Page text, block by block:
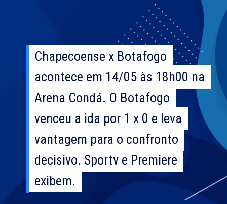
Chapecoense x Botafogo
acontece em 14/05 às 18h00 na
Arena Condá. O Botafogo
venceu a ida por 1 x 0 e leva
vantagem para o confronto
decisivo. Sportv e Premiere
exibem.
Chapecoense x Botafogo
acontece em 14/05 às 18h00 na
Arena Condá. O Botafogo
venceu a ida por 1 x 0 e leva
vantagem para o confronto
decisivo. Sportv e Premiere
exibem.